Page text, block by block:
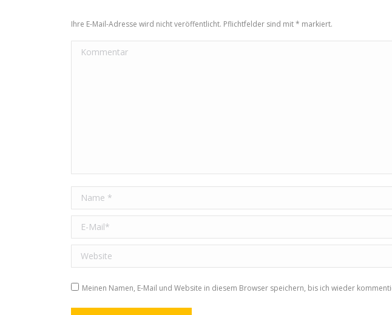
Ihre E-Mail-Adresse wird nicht veröffentlicht. Pflichtfelder sind mit* markiert.
Kommentar
Name *
E-Mail *
Website
Meinen Namen, E-Mail und Website in diesem Browser speichern, bis ich wieder